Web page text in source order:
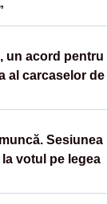
un acord pentru
al carcaselor de
Sesiunea
votul pe legea